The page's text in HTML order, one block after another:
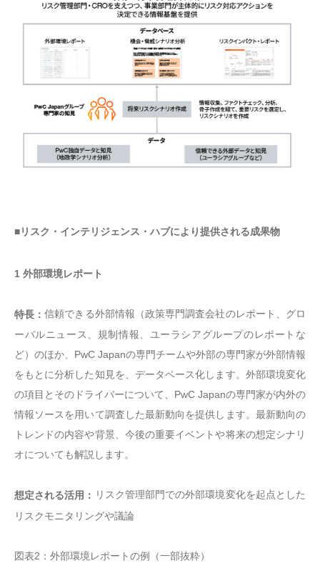
■リスク・インテリジェンス・ハブにより提供される成果物
1 外部環境レポート
特長：信頼できる外部情報（政策専門調査会社のレポート、グロ
ーバルニュース、規制情報、ユーラシアグループのレポートな
ど）のほか、PwC Japanの専門チームや外部の専門家が外部情報
をもとに分析した知見を、データベース化します。外部環境変化
の項目とそのドライバーについて、PwC Japanの専門家が内外の
情報ソースを用いて調査した最新動向を提供します。最新動向の
トレンドの内容や背景、今後の重要イベントや将来の想定シナリ
オについても解説します。
想定される活用： リスク管理部門での外部環境変化を起点とした
リスクモニタリングや議論
図表2：外部環境レポートの例（一部抜粋）